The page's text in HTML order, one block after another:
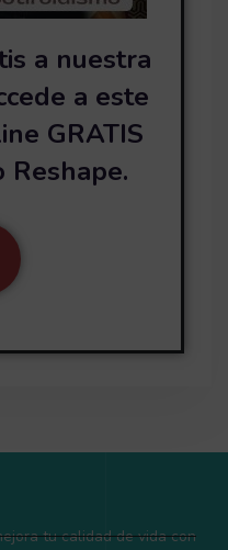
a nuestra
a este
GRATIS
Reshape.
tu calidad de vida con